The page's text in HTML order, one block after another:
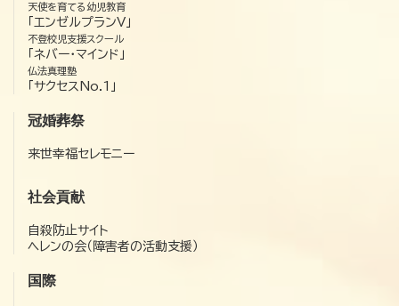
天使を育てる幼児教育
「エンゼルプランV」
不登校児支援スクール
「ネバー・マインド」
仏法真理塾
「サクセスNo.1」
冠婚葬祭
来世幸福セレモニー
社会貢献
自殺防止サイト
ヘレンの会（障害者の活動支援）
国際